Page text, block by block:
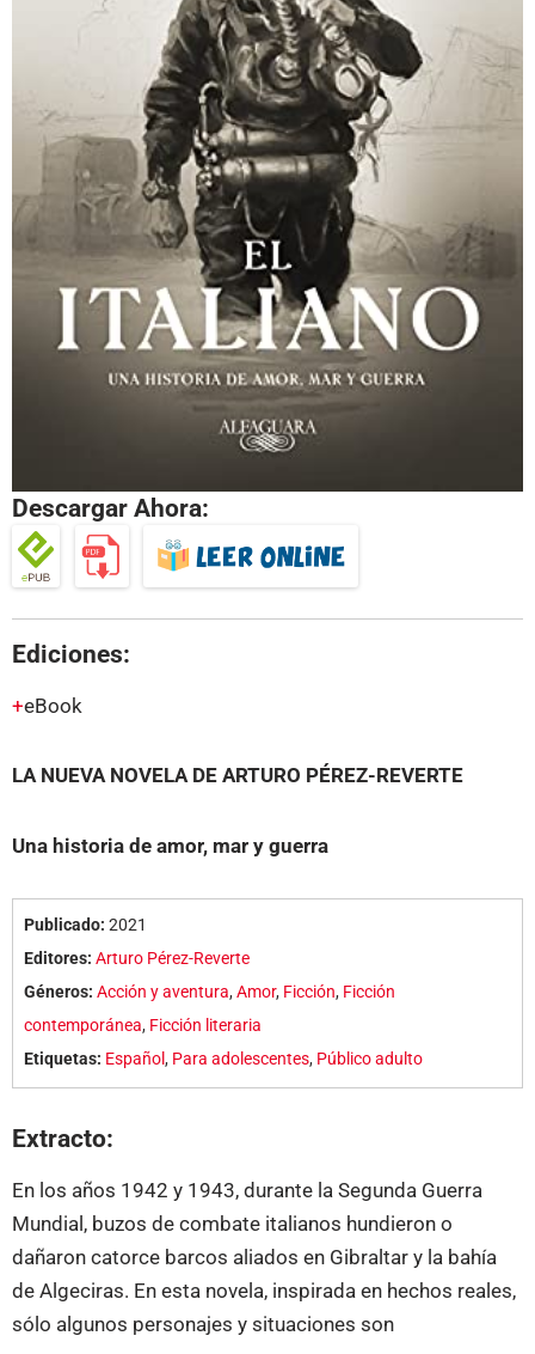
Descargar Ahora:
Ediciones:
eBook
LA NUEVA NOVELA DE ARTURO PÉREZ-REVERTE
Una historia de amor, mar y guerra
Publicado: 2021
Editores: Arturo Pérez-Reverte
Géneros: Acción y aventura,Amor, Ficción, Ficción
contemporánea, Ficción literaria
Etiquetas: Español, Para adolescentes, Público adulto
Extracto:
En los años 1942 y 1943, durante la Segunda Guerra
Mundial, buzos de combate italianos hundieron o
dañaron catorce barcos aliados en Gibraltar y la bahía
de Algeciras. En esta novela, inspirada en hechos reales,
sólo algunos personajes y situaciones son